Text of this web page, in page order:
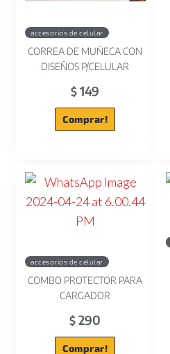
accesorios de celular
CORREA DE MUÑECA CON
DISEÑOS P/CELULAR
$ 149
Comprar!
accesorios de celular
COMBO PROTECTOR PARA
CARGADOR
$ 290
Comprar!